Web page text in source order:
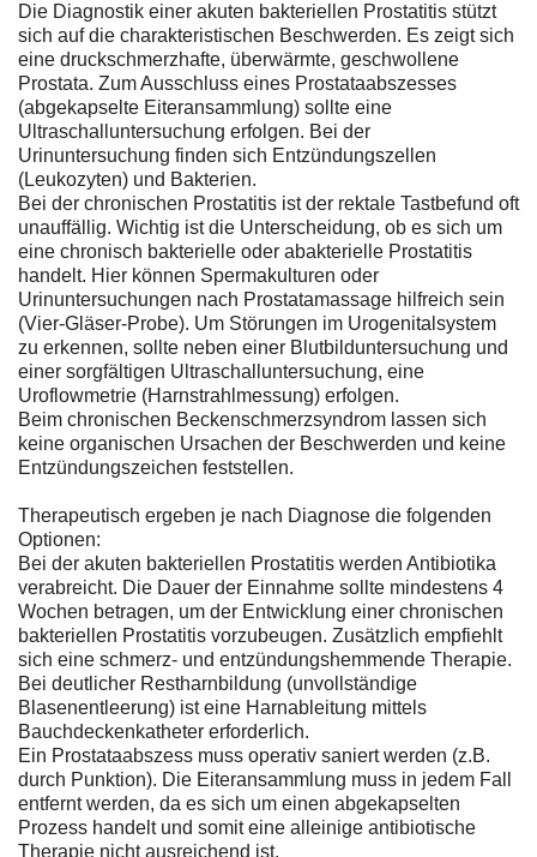
Die Diagnostik einer akuten bakteriellen Prostatitis stützt
sich auf die charakteristischen Beschwerden. Es zeigt sich
eine druckschmerzhafte, überwärmte, geschwollene
Prostata. Zum Ausschluss eines Prostataabszesses
(abgekapselte Eiteransammlung) sollte eine
Ultraschalluntersuchung erfolgen. Bei der
Urinuntersuchung finden sich Entzündungszellen
(Leukozyten) und Bakterien.
Bei der chronischen Prostatitis ist der rektale Tastbefund oft
unauffällig. Wichtig ist die Unterscheidung, ob es sich um
eine chronisch bakterielle oder abakterielle Prostatitis
handelt. Hier können Spermakulturen oder
Urinuntersuchungen nach Prostatamassage hilfreich sein
(Vier-Gläser-Probe). Um Störungen im Urogenitalsystem
zu erkennen, sollte neben einer Blutbilduntersuchung und
einer sorgfältigen Ultraschalluntersuchung, eine
Uroflowmetrie (Harnstrahlmessung) erfolgen.
Beim chronischen Beckenschmerzsyndrom lassen sich
keine organischen Ursachen der Beschwerden und keine
Entzündungszeichen feststellen.
Therapeutisch ergeben je nach Diagnose die folgenden
Optionen:
Bei der akuten bakteriellen Prostatitis werden Antibiotika
verabreicht. Die Dauer der Einnahme sollte mindestens 4
Wochen betragen, um der Entwicklung einer chronischen
bakteriellen Prostatitis vorzubeugen. Zusätzlich empfiehlt
sich eine schmerz- und entzündungshemmende Therapie.
Bei deutlicher Restharnbildung (unvollständige
Blasenentleerung) ist eine Harnableitung mittels
Bauchdeckenkatheter erforderlich.
Ein Prostataabszess muss operativ saniert werden (z.B.
durch Punktion). Die Eiteransammlung muss in jedem Fall
entfernt werden, da es sich um einen abgekapselten
Prozess handelt und somit eine alleinige antibiotische
Therapie nicht ausreichend ist.